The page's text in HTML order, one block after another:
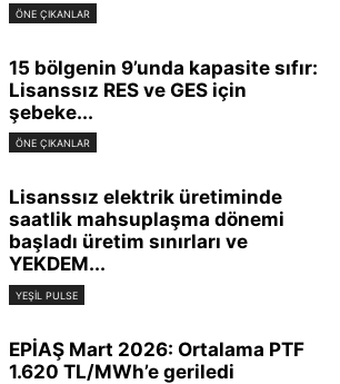
ÖNE ÇIKANLAR
15 bölgenin 9’unda kapasite sıfır:
Lisanssız RES ve GES için
şebeke...
ÖNE ÇIKANLAR
Lisanssız elektrik üretiminde
saatlik mahsuplaşma dönemi
başladı üretim sınırları ve
YEKDEM...
YEŞIL PULSE
EPİAŞ Mart 2026: Ortalama PTF
1.620 TL/MWh’e geriledi